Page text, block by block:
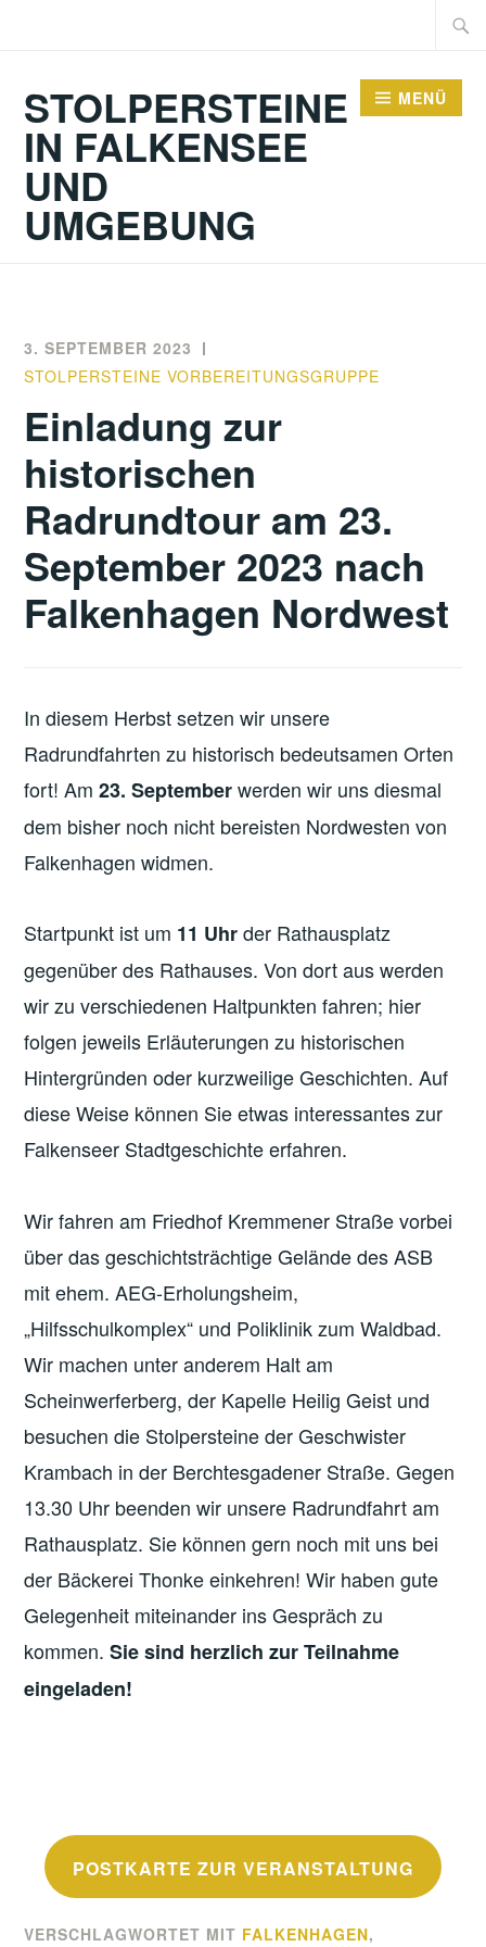
Suche
STOLPERSTEINE
IN FALKENSEE
UND
UMGEBUNG
MENÜ
3. SEPTEMBER 2023
STOLPERSTEINE VORBEREITUNGSGRUPPE
Einladung zur
historischen
Radrundtour am 23.
September 2023 nach
Falkenhagen Nordwest
In diesem Herbst setzen wir unsere
Radrundfahrten zu historisch bedeutsamen Orten
fort! Am23. Septemberwerden wir uns diesmal
dem bisher noch nicht bereisten Nordwesten von
Falkenhagen widmen.
Startpunkt ist um 11 Uhrder Rathausplatz
gegenüber des Rathauses. Von dort aus werden
wir zu verschiedenen Haltpunkten fahren; hier
folgen jeweils Erläuterungen zu historischen
Hintergründen oder kurzweilige Geschichten. Auf
diese Weise können Sie etwas interessantes zur
Falkenseer Stadtgeschichte erfahren.
Wir fahren am Friedhof Kremmener Straße vorbei
über das geschichtsträchtige Gelände des ASB
mit ehem. AEG-Erholungsheim,
„Hilfsschulkomplex“ und Poliklinik zum Waldbad.
Wir machen unter anderem Halt am
Scheinwerferberg, der Kapelle Heilig Geist und
besuchen die Stolpersteine der Geschwister
Krambach in der Berchtesgadener Straße. Gegen
13.30 Uhr beenden wir unsere Radrundfahrt am
Rathausplatz. Sie können gern noch mit uns bei
der Bäckerei Thonke einkehren! Wir haben gute
Gelegenheit miteinander ins Gespräch zu
kommen.Sie sind herzlich zur Teilnahme
eingeladen!
POSTKARTE ZUR VERANSTALTUNG
VERSCHLAGWORTET MIT FALKENHAGEN,